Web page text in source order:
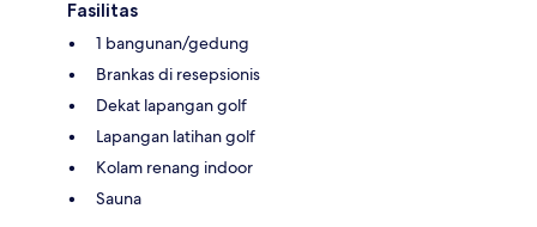
Fasilitas
1 bangunan/gedung
Brankas di resepsionis
Dekat lapangan golf
Lapangan latihan golf
Kolam renang indoor
Sauna